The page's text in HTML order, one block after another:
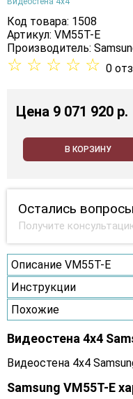
Код товара: 1508
Артикул: VM55T-E
Производитель:
☆ ☆ ☆ ☆ ☆ 0
Цена 9 071 920 p.
В КОРЗИНУ
Остались
Получите
Описание VM55T-E
Инструкции
Похожие
Видеостена 4x4
Видеостена 4x4
Samsung VM55T-E